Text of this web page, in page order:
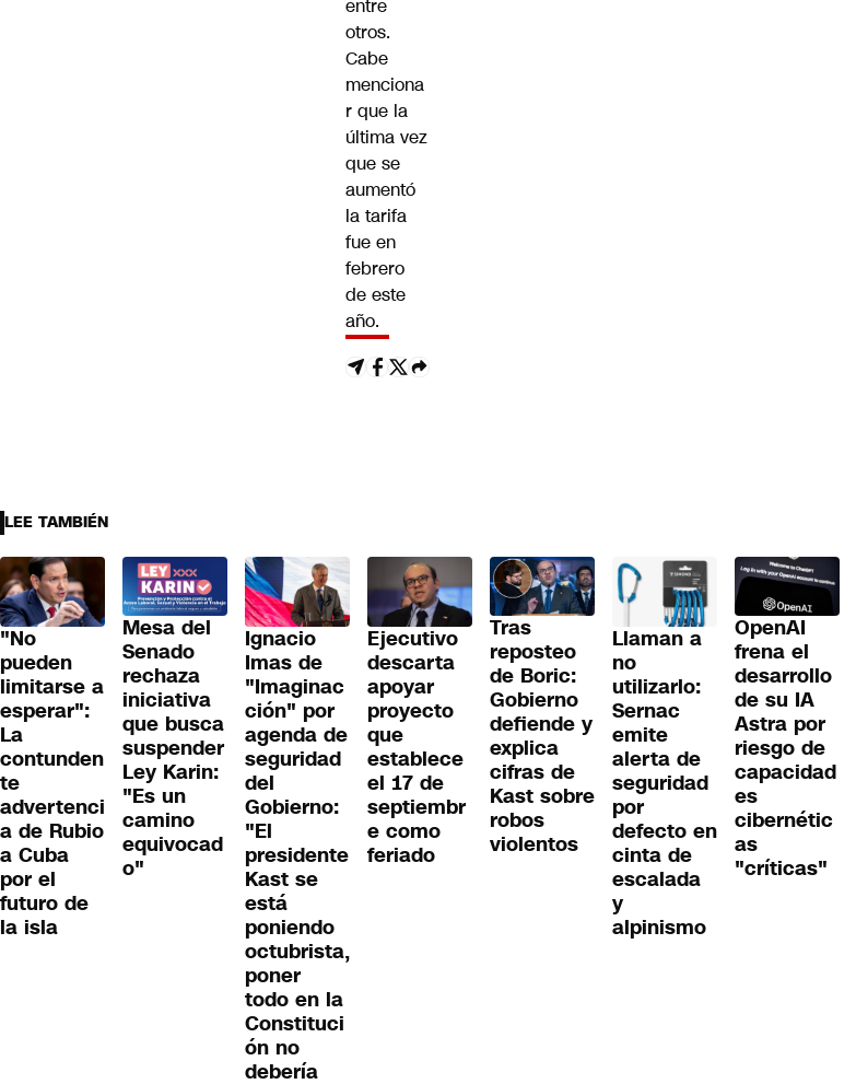
entre
otros.
Cabe
menciona
r que la
última vez
que se
aumentó
la tarifa
fue en
febrero
de este
año.
LEE TAMBIÉN
"No
pueden
limitarse a
esperar":
La
contunden
te
advertenci
a de Rubio
a Cuba
por el
futuro de
la isla
Mesa del
Senado
rechaza
iniciativa
que busca
suspender
Ley Karin:
"Es un
camino
equivocad
o"
Ignacio
Imas de
"Imaginac
ción" por
agenda de
seguridad
del
Gobierno:
"El
presidente
Kast se
está
poniendo
octubrista,
poner
todo en la
Constituci
ón no
debería
Ejecutivo
descarta
apoyar
proyecto
que
establece
el 17 de
septiembr
e como
feriado
Tras
reposteo
de Boric:
Gobierno
defiende y
explica
cifras de
Kast sobre
robos
violentos
Llaman a
no
utilizarlo:
Sernac
emite
alerta de
seguridad
por
defecto en
cinta de
escalada
y
alpinismo
OpenAI
frena el
desarrollo
de su IA
Astra por
riesgo de
capacidad
es
cibernétic
as
"críticas"